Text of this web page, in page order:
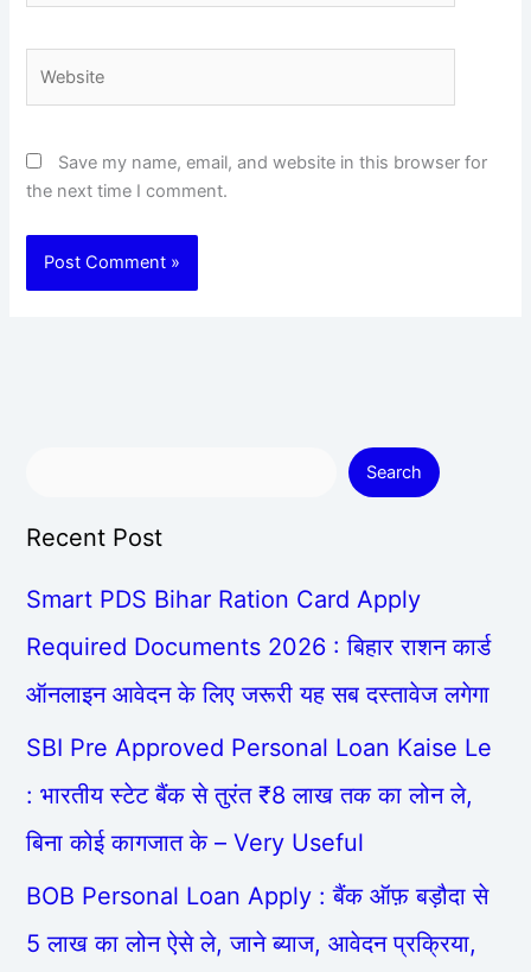
Save my name, email, and website in this browser for
the next time I comment.
Search
Recent Post
Smart PDS Bihar Ration Card Apply
Required Documents 2026 : बिहार राशन कार्ड
ऑनलाइन आवेदन के लिए जरूरी यह सब दस्तावेज लगेगा
SBI Pre Approved Personal Loan Kaise Le
: भारतीय स्टेट बैंक से तुरंत ₹8 लाख तक का लोन ले,
बिना कोई कागजात के – Very Useful
BOB Personal Loan Apply : बैंक ऑफ़ बड़ौदा से
5 लाख का लोन ऐसे ले, जाने ब्याज, आवेदन प्रक्रिया,